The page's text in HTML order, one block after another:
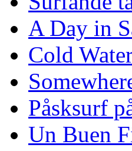
A Day in
Cold
Påsksurf
Un Buen